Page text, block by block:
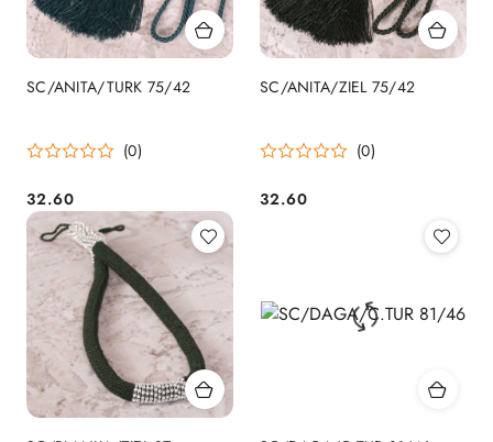
SC/ANITA/TURK 75/42
(0)
Cena:
32.60
SC/ANITA/ZIEL 75/42
(0)
Cena:
32.60